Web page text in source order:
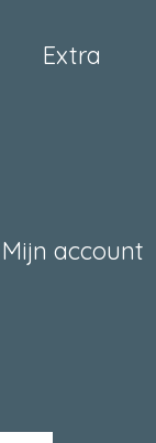
Extra
Mijn account